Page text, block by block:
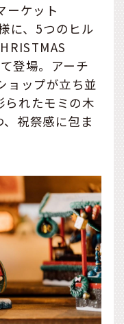
ーケット
に、5つのヒル
登場。アーチ
ョップが立ち並
られたモミの木
祝祭感に包ま